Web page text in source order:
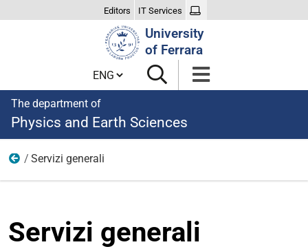
Editors IT Services
University
of Ferrara
Cambia lingua
The department of
Physics and Earth Sciences
About us
Servizi generali
Servizi generali